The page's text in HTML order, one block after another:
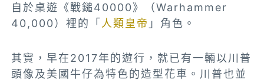
自於桌遊《戰鎚40000》（Warhammer
40,000）裡的「 人類皇帝 」角色。
其實，早在2017年的遊行，就已有一輛以川普
頭像及美國牛仔為特色的造型花車。川普也並